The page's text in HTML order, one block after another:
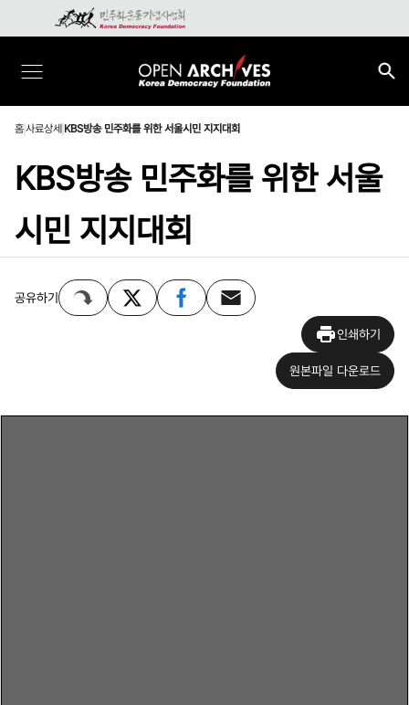
홈사료상세 KBS방송 민주화를 위한 서울시민 지지대회
KBS방송 민주화를 위한 서울
시민 지지대회
공유하기
인쇄하기
원본파일 다운로드